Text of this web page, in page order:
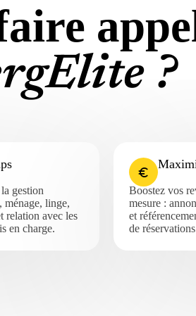
?
gestion
ménage, linge,
relation avec les
en charge.
Boostez vos
mesure :
et
de